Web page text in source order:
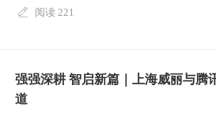
阅读 221
强强深耕 智启新篇｜上海威丽与
道